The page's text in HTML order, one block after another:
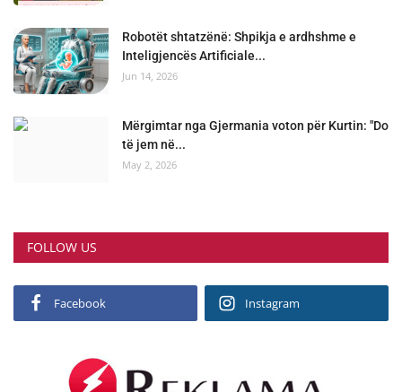
Robotët shtatzënë: Shpikja e ardhshme e
Inteligjencës Artificiale...
Jun 14, 2026
Mërgimtar nga Gjermania voton për Kurtin: "Do
të jem në...
May 2, 2026
FOLLOW US
Facebook Instagram